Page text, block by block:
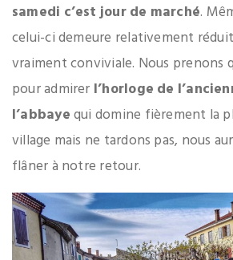
samedi c’est jour de marché.
celui-ci demeure relativement
vraiment conviviale. Nous prenons
pour admirer l’horloge de
l’abbayequi domine fièrement la
village mais ne tardons pas, nous
flâner à notre retour.